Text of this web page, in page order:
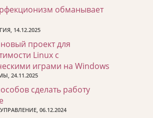
обманывает
14.12.2025
проект для
Linux с
играми на Windows
24.11.2025
сделать работу
06.12.2024